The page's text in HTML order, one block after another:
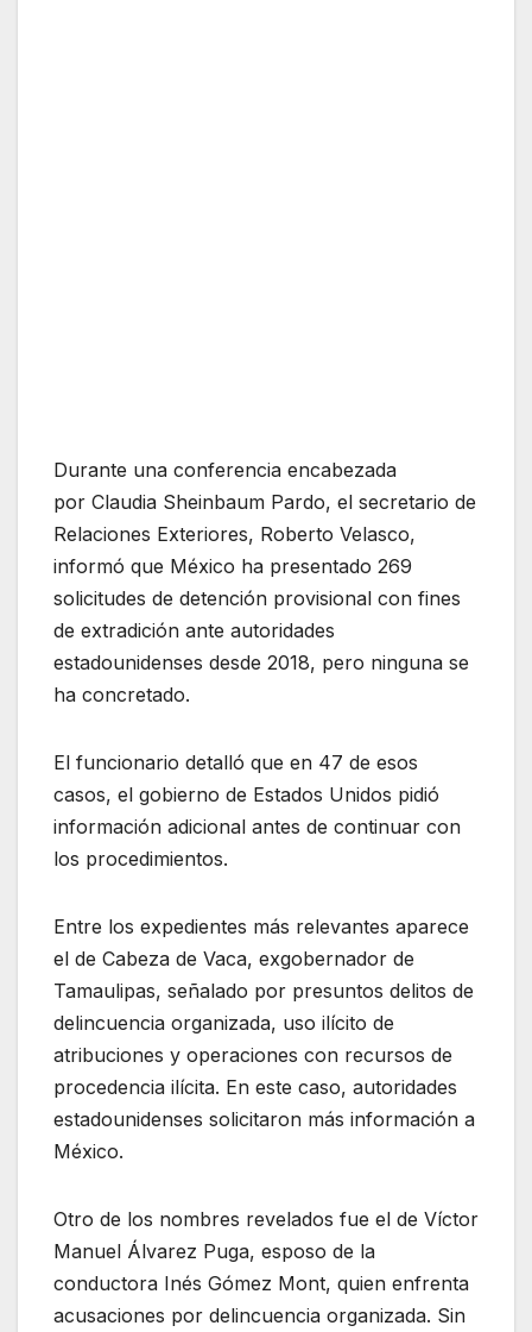
Durante una conferencia encabezada
por Claudia Sheinbaum Pardo, el secretario de
Relaciones Exteriores, Roberto Velasco,
informó que México ha presentado 269
solicitudes de detención provisional con fines
de extradición ante autoridades
estadounidenses desde 2018, pero ninguna se
ha concretado.
El funcionario detalló que en 47 de esos
casos, el gobierno de Estados Unidos pidió
información adicional antes de continuar con
los procedimientos.
Entre los expedientes más relevantes aparece
el de Cabeza de Vaca, exgobernador de
Tamaulipas, señalado por presuntos delitos de
delincuencia organizada, uso ilícito de
atribuciones y operaciones con recursos de
procedencia ilícita. En este caso, autoridades
estadounidenses solicitaron más información a
México.
Otro de los nombres revelados fue el de Víctor
Manuel Álvarez Puga, esposo de la
conductora Inés Gómez Mont, quien enfrenta
acusaciones por delincuencia organizada. Sin